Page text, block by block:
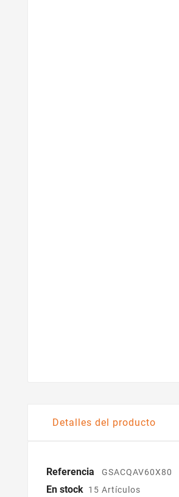
Detalles del producto
Referencia GSACQAV60X80
En stock 15 Artículos